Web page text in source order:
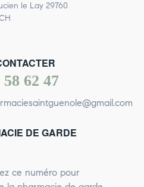
le Lay 29760
58 62 47
DE GARDE
ce numéro pour